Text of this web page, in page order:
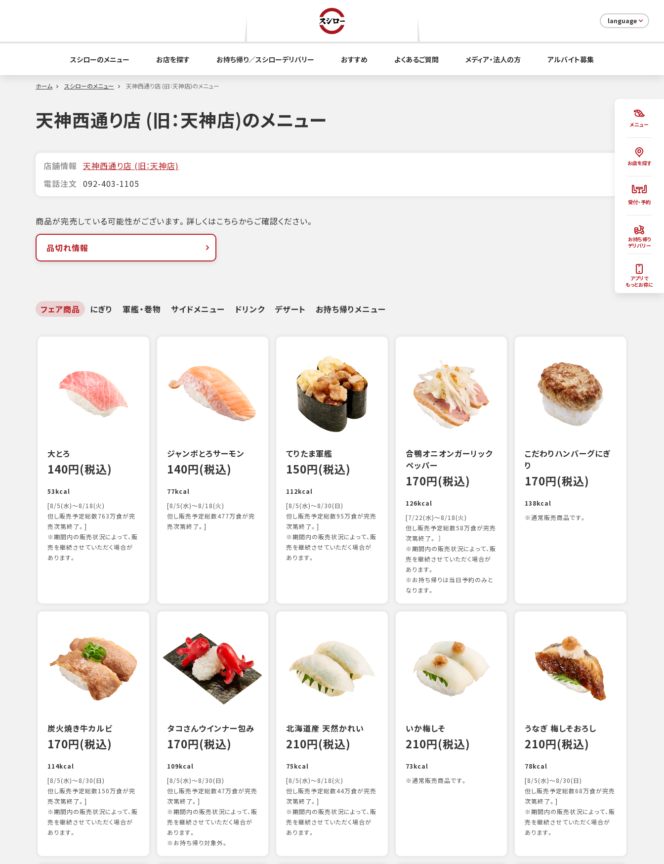
メニュー
お店を探す
受付・予約
お持ち帰り
デリバリー
アプリで
もっとお得に
language
スシローのメニュー お店を探す お持ち帰り／スシローデリバリー おすすめ よくあるご質問 メディア・法人の方 アルバイト募集
ホーム スシローのメニュー 天神西通り店 (旧：天神店)のメニュー
天神西通り店 (旧：天神店)のメニュー
店舗情報 天神西通り店 (旧：天神店)
電話注文 092-403-1105
商品が完売している可能性がございます。詳しくはこちらからご確認ください。
品切れ情報
フェア商品 にぎり 軍艦・巻物 サイドメニュー ドリンク デザート お持ち帰りメニュー
大とろ
140円(税込)
53kcal
[8/5(水)～8/18(火)
但し販売予定総数763万食が完
売次第終了。]
※期間内の販売状況によって、販
売を継続させていただく場合が
あります。
ジャンボとろサーモン
140円(税込)
77kcal
[8/5(水)～8/18(火)
但し販売予定総数477万食が完
売次第終了。]
てりたま軍艦
150円(税込)
112kcal
[8/5(水)～8/30(日)
但し販売予定総数95万食が完売
次第終了。]
※期間内の販売状況によって、販
売を継続させていただく場合が
あります。
合鴨オニオンガーリック
ペッパー
170円(税込)
126kcal
[7/22(水)～8/18(火)
但し販売予定総数58万食が完売
次第終了。 ］
※期間内の販売状況によって、販
売を継続させていただく場合が
あります。
※お持ち帰りは当日予約のみと
なります。
こだわりハンバーグにぎ
り
170円(税込)
138kcal
※通常販売商品です。
炭火焼き牛カルビ
170円(税込)
114kcal
[8/5(水)～8/30(日)
但し販売予定総数150万食が完
売次第終了。]
※期間内の販売状況によって、販
売を継続させていただく場合が
あります。
タコさんウインナー包み
170円(税込)
109kcal
[8/5(水)～8/30(日)
但し販売予定総数47万食が完売
次第終了。]
※期間内の販売状況によって、販
売を継続させていただく場合が
あります。
※お持ち帰り対象外。
北海道産 天然かれい
210円(税込)
75kcal
[8/5(水)～8/18(火)
但し販売予定総数44万食が完売
次第終了。]
※期間内の販売状況によって、販
売を継続させていただく場合が
あります。
いか梅しそ
210円(税込)
73kcal
※通常販売商品です。
うなぎ 梅しそおろし
210円(税込)
78kcal
[8/5(水)～8/30(日)
但し販売予定総数68万食が完売
次第終了。]
※期間内の販売状況によって、販
売を継続させていただく場合が
あります。